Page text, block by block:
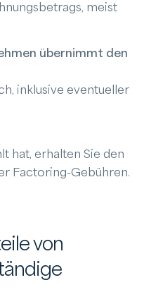
meist
übernimmt den
inklusive eventueller
hat, erhalten Sie den
Factoring-Gebühren.
von